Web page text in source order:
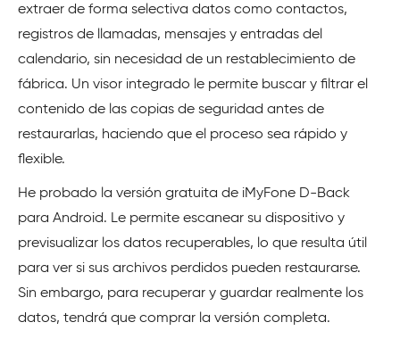
extraer de forma selectiva datos como contactos,
registros de llamadas, mensajes y entradas del
calendario, sin necesidad de un restablecimiento de
fábrica. Un visor integrado le permite buscar y filtrar el
contenido de las copias de seguridad antes de
restaurarlas, haciendo que el proceso sea rápido y
flexible.
He probado la versión gratuita de iMyFone D-Back
para Android. Le permite escanear su dispositivo y
previsualizar los datos recuperables, lo que resulta útil
para ver si sus archivos perdidos pueden restaurarse.
Sin embargo, para recuperar y guardar realmente los
datos, tendrá que comprar la versión completa.